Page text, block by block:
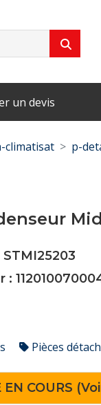
un devis
climatisat p-
STMI25203
Pièces
EN COURS